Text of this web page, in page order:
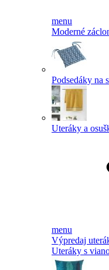
menu
Moderné
Podsedáky na
Uteráky a
menu
Výpredaj
Uteráky s